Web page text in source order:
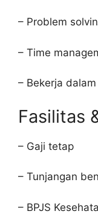
– Problem
– Time
– Bekerja
Fasilitas
– Gaji tetap
– Tunjangan
– BPJS